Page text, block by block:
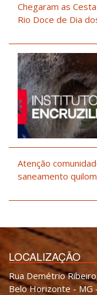
Chegaram as
Rio Doce de Dia
Atenção
saneamento
LOCALIZAÇÃO
Rua Demétrio
Belo Horizonte - MG